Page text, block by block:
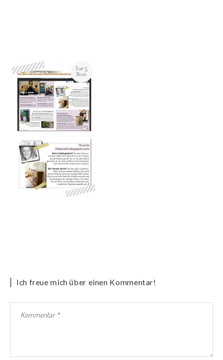
Ich freue mich über einen Kommentar!